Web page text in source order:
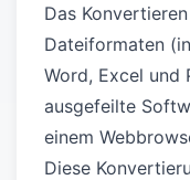
Das
Dateiformaten
Word, Excel
ausgefeilte
einem
Diese